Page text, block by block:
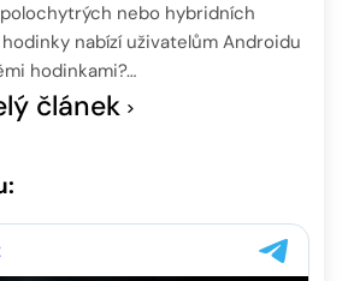
nebo hybridních
nabízí uživatelům Androidu
hodinkami?…
článek